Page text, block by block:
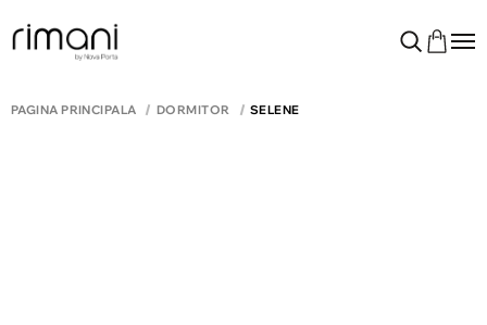
PAGINA PRINCIPALĂ DORMITOR SELENE